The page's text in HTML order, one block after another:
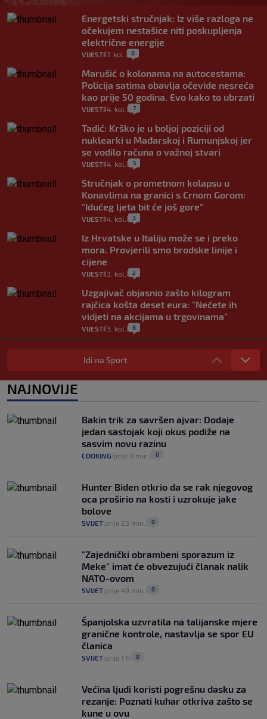
Energetski stručnjak: Iz više razloga ne
očekujem nestašice niti poskupljenja
električne energije
VIJESTI 7. kol. 0
Marušić o kolonama na autocestama:
Policija satima obavlja očevide nesreća
kao prije 50 godina. Evo kako to ubrzati
VIJESTI 4. kol. 7
Tadić: Krško je u boljoj poziciji od
nuklearki u Mađarskoj i Rumunjskoj jer
se vodilo računa o važnoj stvari
VIJESTI 4. kol. 5
Stručnjak o prometnom kolapsu u
Konavlima na granici s Crnom Gorom:
"Idućeg ljeta bit će još gore"
VIJESTI 4. kol. 3
Iz Hrvatske u Italiju može se i preko
mora. Provjerili smo brodske linije i
cijene
VIJESTI 3. kol. 2
Uzgajivač objasnio zašto kilogram
rajčica košta deset eura: "Nećete ih
vidjeti na akcijama u trgovinama"
VIJESTI 3. kol. 8
Selidba je jedno od stresnijih iskustava.
Evo aktualnih cijena i nekoliko savjeta
VIJESTI 2. kol. 0
automobilom na Hvar iz Zagreba, a
koliko iz Osijeka
VIJESTI 2. kol. 14
Idi na Sport
NAJNOVIJE
Bakin trik za savršen ajvar: Dodaje
jedan sastojak koji okus podiže na
sasvim novu razinu
COOKING prije 0 min. 0
Hunter Biden otkrio da se rak njegovog
oca proširio na kosti i uzrokuje jake
bolove
SVIJET prije 23 min. 0
"Zajednički obrambeni sporazum iz
Meke" imat će obvezujući članak nalik
NATO-ovom
SVIJET prije 49 min. 0
Španjolska uzvratila na talijanske mjere
granične kontrole, nastavlja se spor EU
članica
SVIJET prije 1 h 0
Većina ljudi koristi pogrešnu dasku za
rezanje: Poznati kuhar otkriva zašto se
kune u ovu